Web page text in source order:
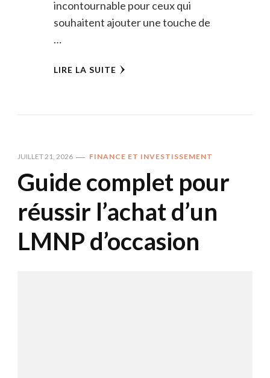
incontournable pour ceux qui
souhaitent ajouter une touche de
…
LIRE LA SUITE
JUILLET 21, 2026 FINANCE ET INVESTISSEMENT
Guide complet pour
réussir l’achat d’un
LMNP d’occasion